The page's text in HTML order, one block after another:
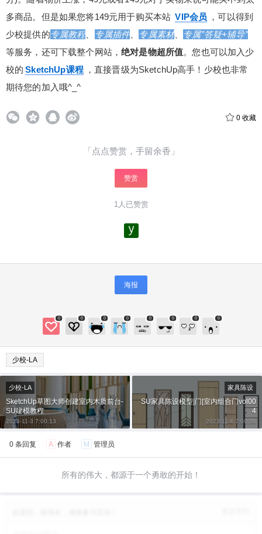
多商品。但是如果您将149元用于购买本站 VIP会员 ，可以得到
少校提供的专属教程 专属插件 专属素材
专属”答疑+辅导”
等服务，还可下载整个网站，绝对是物超所值。您也可以加入少
校的 SketchUp课程 ，直接晋级为SketchUp高手！少校也非常
期待您的加入哦^_^
0 收藏
「点点赞赏，手留余香」
赞赏
1人已赞赏
海报
0 0 0 0 0 0 0 0
少校-LA
20 元 50 元 自定义
微信支付
¥
微信支付
立刻支付
少校-LA
SketchUp草图大师创建室内木质前台-
SU建模教程
2023-11-3 7:00:13
家具陈设
SU家具陈设模型|门|室内组合门vol00
4
2023-11-4 7:00:36
0 条回复 A 作者 M 管理员
所有的伟大，都源于一个勇敢的开始！
您没有权限发布内容，请购买会员或者提升权
6位以上
找回 已有帐号？